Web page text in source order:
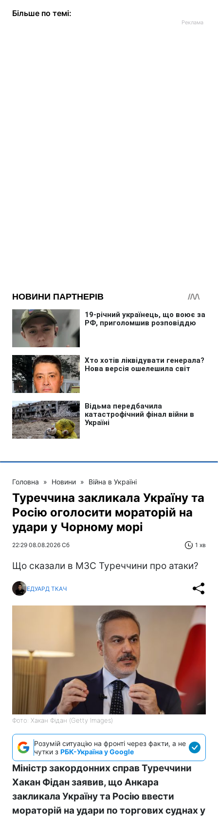
Більше по темі:
Головна » Новини » Війна в Україні
Туреччина закликала Україну та
Росію оголосити мораторій на
удари у Чорному морі
22:29 08.08.2026 Сб 1 хв
Що сказали в МЗС Туреччини про атаки?
ЕДУАРД ТКАЧ
Фото: Хакан Фідан (Getty Images)
Розумій ситуацію на фронті через факти, а не
чутки з РБК-Україна у Google
Міністр закордонних справ Туреччини
Хакан Фідан заявив, що Анкара
закликала Україну та Росію ввести
мораторій на удари по торгових суднах у